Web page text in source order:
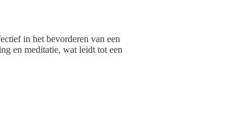
in het bevorderen van een
en meditatie, wat leidt tot een